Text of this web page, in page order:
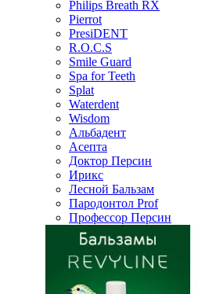
Philips Breath RX
Pierrot
PresiDENT
R.O.C.S
Smile Guard
Spa for Teeth
Splat
Waterdent
Wisdom
Альбадент
Асепта
Доктор Персин
Ирикс
Лесной Бальзам
Пародонтол Prof
Профессор Персин